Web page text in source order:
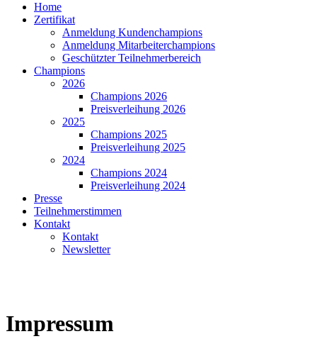
Home
Zertifikat
Anmeldung Kundenchampions
Anmeldung Mitarbeiterchampions
Geschützter Teilnehmerbereich
Champions
2026
Champions 2026
Preisverleihung 2026
2025
Champions 2025
Preisverleihung 2025
2024
Champions 2024
Preisverleihung 2024
Presse
Teilnehmerstimmen
Kontakt
Kontakt
Newsletter
Impressum